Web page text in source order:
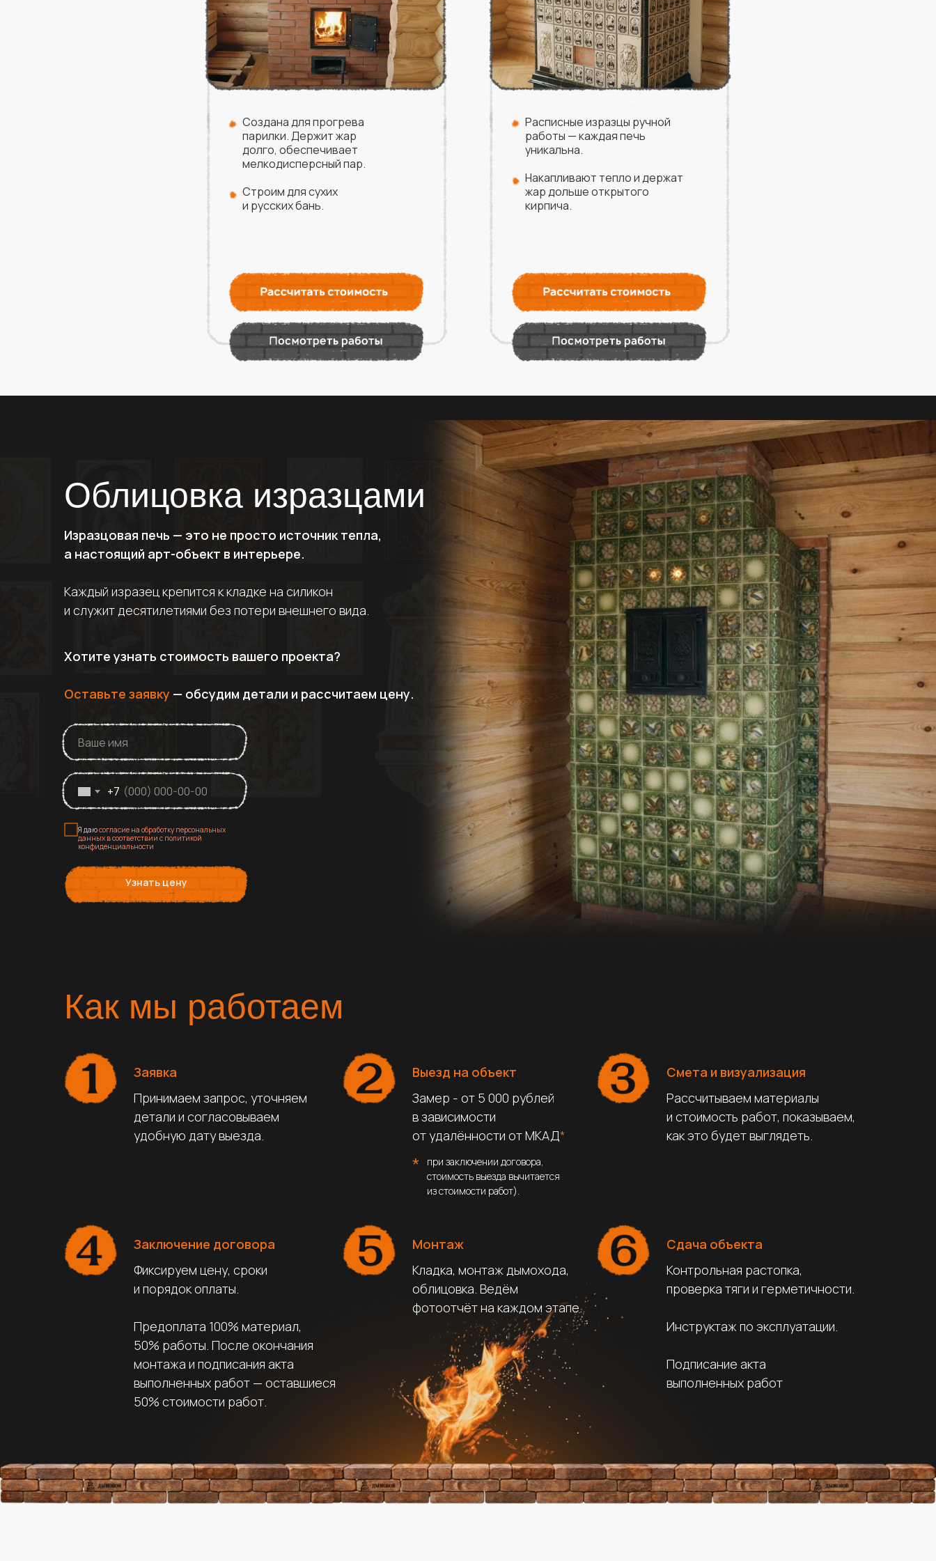
Создана для прогрева
парилки. Держит жар
долго, обеспечивает
мелкодисперсный пар.
Строим для сухих
и русских бань.
Расписные изразцы ручной
работы — каждая печь
уникальна.
Накапливают тепло и держат
жар дольше открытого
кирпича.
Облицовка изразцами
Как мы работаем
Изразцовая печь — это не просто источник тепла,
а настоящий арт-объект в интерьере.
Хотите узнать стоимость вашего проекта?
Оставьте заявку — обсудим детали и рассчитаем цену.
Каждый изразец крепится к кладке на силикон
и служит десятилетиями без потери внешнего вида.
+7
Я даюсогласие на обработку персональных
данных в соответствии с политикой
конфиденциальности
Узнать цену
Заявка
Принимаем запрос, уточняем
детали и согласовываем
удобную дату выезда.
Заключение договора
Фиксируем цену, сроки
и порядок оплаты.
Предоплата 100% материал,
50% работы. После окончания
монтажа и подписания акта
выполненных работ — оставшиеся
50% стоимости работ.
Монтаж
Кладка, монтаж дымохода,
облицовка. Ведём
фотоотчёт на каждом этапе.
Смета и визуализация
Рассчитываем материалы
и стоимость работ, показываем,
как это будет выглядеть.
Сдача объекта
Контрольная растопка,
проверка тяги и герметичности.
Инструктаж по эксплуатации.
Подписание акта
выполненных работ
Выезд на объект
Замер - от 5 000 рублей
в зависимости
от удалённости от МКАД*
при заключении договора,
стоимость выезда вычитается
из стоимости работ).
*